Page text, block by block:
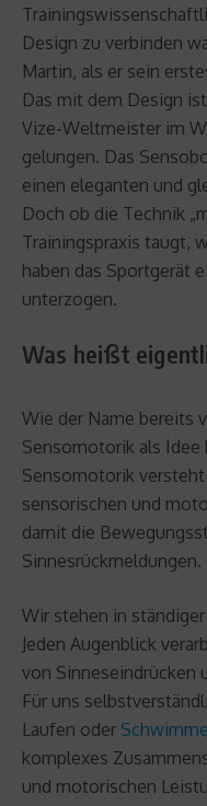
Design zu verbinden
Martin, als er sein
Das mit dem Design
Vize-Weltmeister im
gelungen. Das
einen eleganten und
Doch ob die Technik
Trainingspraxis taugt,
haben das Sportgerät
unterzogen.
Was heißt
Wie der Name bereits
Sensomotorik als Idee
Sensomotorik
sensorischen und
damit die
Sinnesrückmeldungen.
Wir stehen in
Jeden Augenblick
von Sinneseindrücken
Für uns
Laufen oder
komplexes
und motorischen